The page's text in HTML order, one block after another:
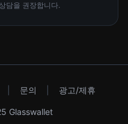
담을 권장합니다.
문의 광고/제휴
Glasswallet